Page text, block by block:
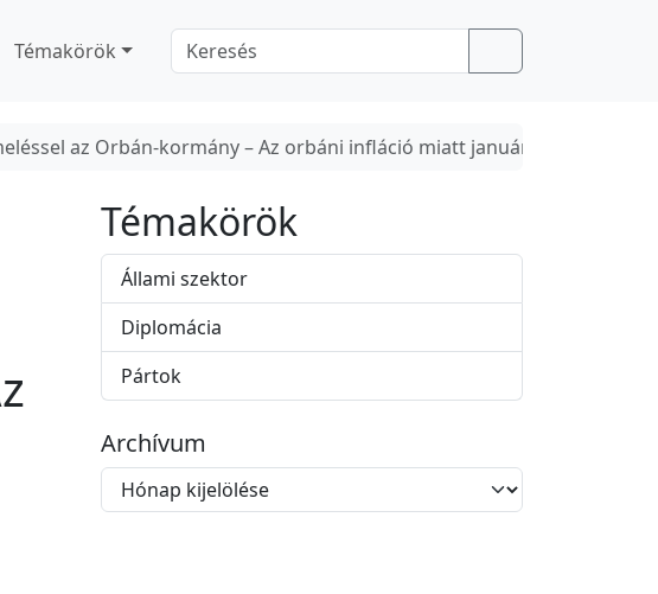
Témakörök
az Orbán-kormány – Az orbáni infláció miatt januártól 45
Témakörök
Állami szektor
Diplomácia
Pártok
Archívum
r